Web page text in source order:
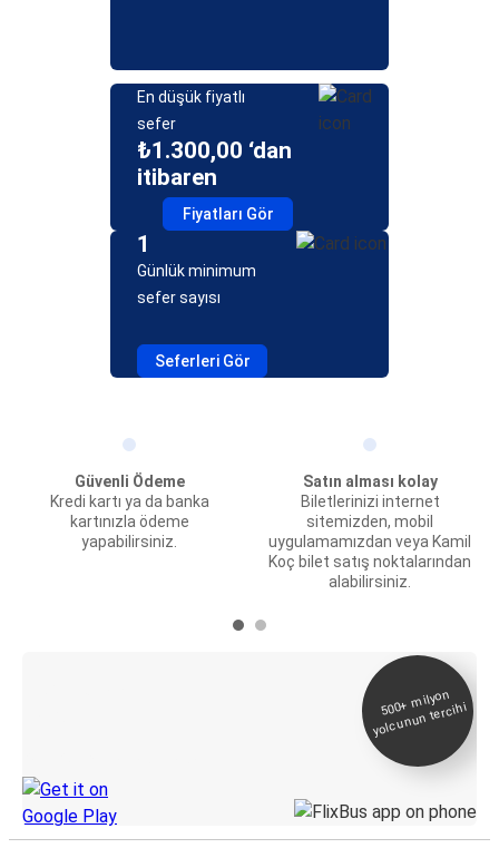
En düşük fiyatlı
sefer
₺1.300,00 ‘dan
itibaren
Fiyatları Gör
1
Günlük minimum
sefer sayısı
Seferleri Gör
Güvenli Ödeme
Kredi kartı ya da banka
kartınızla ödeme
yapabilirsiniz.
Satın alması kolay
Biletlerinizi internet
sitemizden, mobil
uygulamamızdan veya Kamil
Koç bilet satış noktalarından
alabilirsiniz.
500+
milyon
yolcunun tercihi